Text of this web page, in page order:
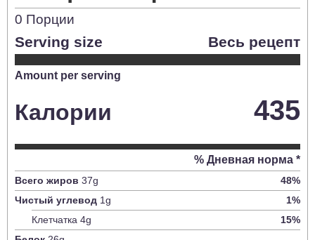
0 Порции
Serving size Весь рецепт
Amount per serving
Калории 435
% Дневная норма *
Всего жиров 37g 48%
Чистый углевод 1g 1%
Клетчатка 4g 15%